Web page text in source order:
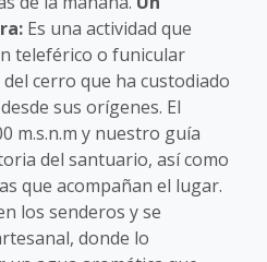
Es una actividad que
teleférico o funicular
cerro que ha custodiado
sus orígenes. El
m.s.n.m y nuestro guía
del santuario, así como
que acompañan el lugar.
los senderos y se
donde lo